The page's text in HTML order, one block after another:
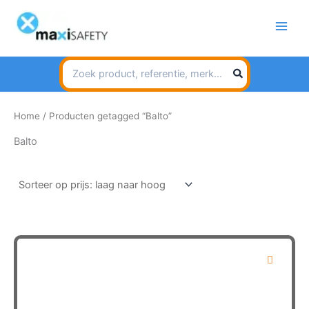
naar
inhoud
Search
for:
Home / Producten getagged “Balto”
Balto